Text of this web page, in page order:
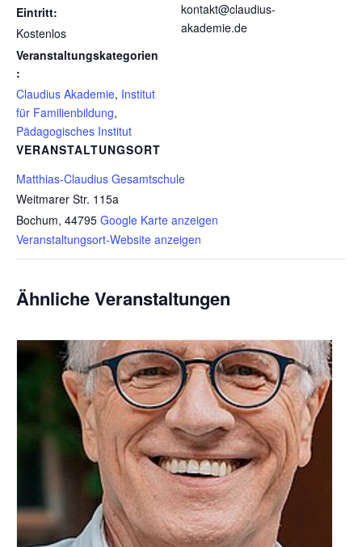
Eintritt:
Kostenlos
Veranstaltungskategorien
:
Claudius Akademie, Institut
für Familienbildung,
Pädagogisches Institut
VERANSTALTUNGSORT
Matthias-Claudius Gesamtschule
Weitmarer Str. 115a
Bochum, 44795 Google Karte anzeigen
Veranstaltungsort-Website anzeigen
kontakt@claudius-
akademie.de
Ähnliche Veranstaltungen